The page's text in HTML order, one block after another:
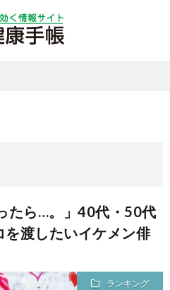
たら…。」40代・50代
渡したいイケメン俳
ランキング